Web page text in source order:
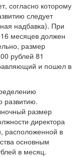
согласно которому
следует
надбавка). При
месяцев должен
размер
рублей 81
и пошел в
развитию.
размер
директора
расположенной в
основным
в месяц.